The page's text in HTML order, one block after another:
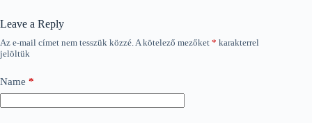
Leave a Reply
Az e-mail címet nem tesszük közzé.A kötelező mezőket * karakterrel
jelöltük
Name *